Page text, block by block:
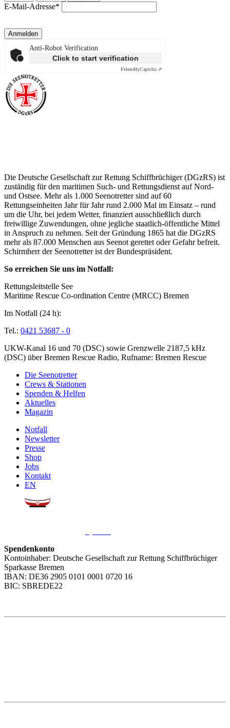
E-Mail-Adresse*
Anmelden
Anti-Robot Verification
Click to start verification
FriendlyCaptcha ⇗
Die Deutsche Gesellschaft zur Rettung Schiffbrüchiger (DGzRS) ist
zuständig für den maritimen Such- und Rettungsdienst auf Nord-
und Ostsee. Mehr als 1.000 Seenotretter sind auf 60
Rettungseinheiten Jahr für Jahr rund 2.000 Mal im Einsatz – rund
um die Uhr, bei jedem Wetter, finanziert ausschließlich durch
freiwillige Zuwendungen, ohne jegliche staatlich-öffentliche Mittel
in Anspruch zu nehmen. Seit der Gründung 1865 hat die DGzRS
mehr als 87.000 Menschen aus Seenot gerettet oder Gefahr befreit.
Schirmherr der Seenotretter ist der Bundespräsident.
So erreichen Sie uns im Notfall:
Rettungsleitstelle See
Maritime Rescue Co-ordination Centre (MRCC) Bremen
Im Notfall (24 h):
Tel.: 0421 53687 - 0
UKW-Kanal 16 und 70 (DSC) sowie Grenzwelle 2187,5 kHz
(DSC) über Bremen Rescue Radio, Rufname: Bremen Rescue
Die Seenotretter
Crews & Stationen
Spenden & Helfen
Aktuelles
Magazin
Notfall
Newsletter
Presse
Shop
Jobs
Kontakt
EN
Spendenkonto
Kontoinhaber: Deutsche Gesellschaft zur Rettung Schiffbrüchiger
Sparkasse Bremen
IBAN: DE36 2905 0101 0001 0720 16
BIC: SBREDE22